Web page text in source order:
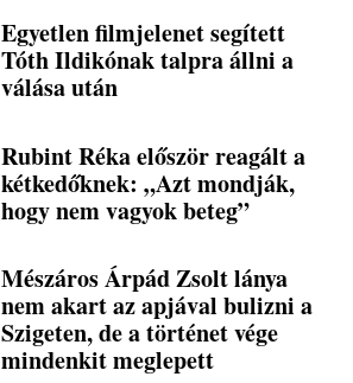
Egyetlen filmjelenet segített
Tóth Ildikónak talpra állni a
válása után
Rubint Réka először reagált a
kétkedőknek: „Azt mondják,
hogy nem vagyok beteg”
Mészáros Árpád Zsolt lánya
nem akart az apjával bulizni a
Szigeten, de a történet vége
mindenkit meglepett